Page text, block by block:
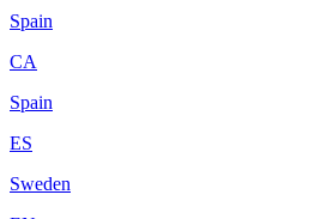
Spain
CA
Spain
ES
Sweden